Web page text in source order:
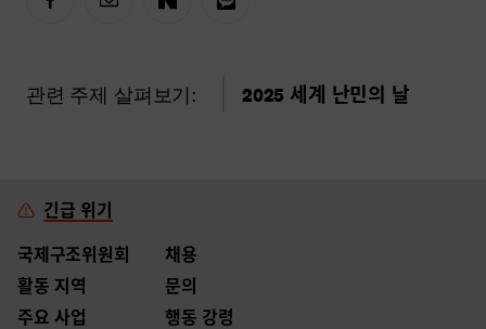
관련 주제 살펴보기: 2025 세계 난민의 날
긴급 위기
국제구조위원회
활동 지역
주요 사업
채용
문의
행동 강령